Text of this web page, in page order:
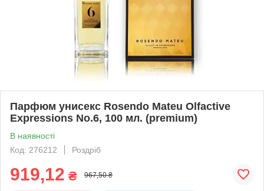
Парфюм унисекс Rosendo Mateu Olfactive
Expressions No.6, 100 мл. (premium)
В наявності
Код: 276212
Роздріб
919,12 ₴ 967,50 ₴